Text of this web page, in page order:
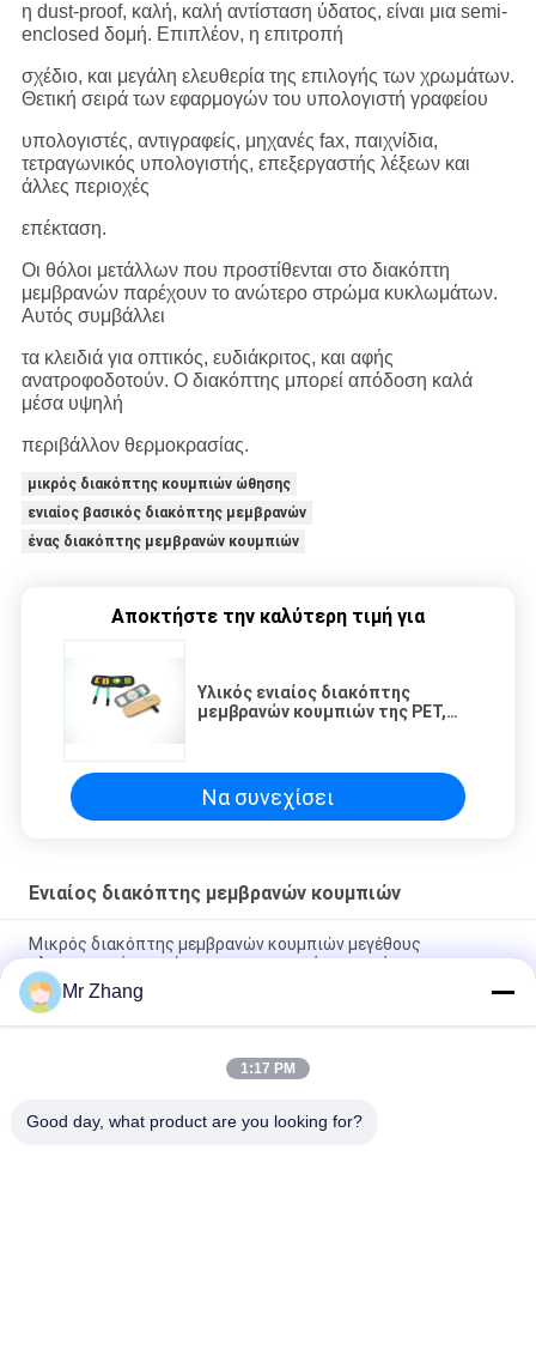
η dust-proof, καλή, καλή αντίσταση ύδατος, είναι μια semi-
enclosed δομή. Επιπλέον, η επιτροπή
σχέδιο, και μεγάλη ελευθερία της επιλογής των χρωμάτων.
Θετική σειρά των εφαρμογών του υπολογιστή γραφείου
υπολογιστές, αντιγραφείς, μηχανές fax, παιχνίδια,
τετραγωνικός υπολογιστής, επεξεργαστής λέξεων και
άλλες περιοχές
επέκταση.
Οι θόλοι μετάλλων που προστίθενται στο διακόπτη
μεμβρανών παρέχουν το ανώτερο στρώμα κυκλωμάτων.
Αυτός συμβάλλει
τα κλειδιά για οπτικός, ευδιάκριτος, και αφής
ανατροφοδοτούν. Ο διακόπτης μπορεί απόδοση καλά
μέσα υψηλή
περιβάλλον θερμοκρασίας.
μικρός διακόπτης κουμπιών ώθησης
ενιαίος βασικός διακόπτης μεμβρανών
ένας διακόπτης μεμβρανών κουμπιών
Αποκτήστε την καλύτερη τιμή για
Υλικός ενιαίος διακόπτης
μεμβρανών κουμπιών της PET,
Να συνεχίσει
Ενιαίος διακόπτης μεμβρανών κουμπιών
Μικρός διακόπτης μεμβρανών κουμπιών μεγέθους
ηλεκτρονικός ενιαίος για την οικιακή συσκευή
Αφής μίνι ενιαίο αριθμητικό πληκτρολόγιο μεμβρανών
διακοπτών μεμβρανών κουμπιών/κουμπιών ώθησης
Ένα βασικό/ενιαίο αριθμητικό πληκτρολόγιο ελέγχου
Mr Zhang
1:17 PM
Good day, what product are you looking for?